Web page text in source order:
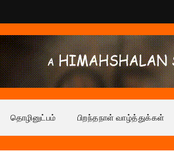
தொழினுட்பம் பிறந்தநாள் வாழ்த்துக்கள்